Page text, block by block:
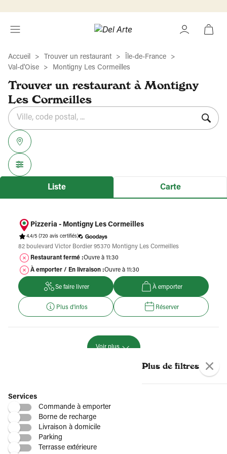
Accueil Trouver un restaurant
Île-de-France
Val-d'Oise
Montigny Les Cormeilles
Trouver un restaurant à Montigny
Les Cormeilles
Rechercher
établissement
Veuillez
renseigner
une
adresse
{{count}}
résultat(s)
trouvé(s)
Plus de filtres
Services
Commande à emporter
Borne de recharge
Livraison à domicile
Parking
Terrasse extérieure
Liste Carte
Pizzeria - Montigny Les Cormeilles
4.4/5 (720 avis certifiés)
82 boulevard Victor Bordier 95370 Montigny Les Cormeilles
Restaurant fermé :Ouvre à 11:30
À emporter / En livraison :Ouvre à 11:30
Se faire livrer À emporter
Plus d'infos Réserver
Voir plus
Plus de restaurants Del Arte
Par région
Par département